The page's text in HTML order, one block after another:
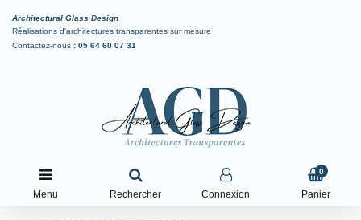
Architectural Glass Design
Réalisations d'architectures transparentes sur mesure
Contactez-nous : 05 64 60 07 31
Menu Rechercher Connexion
0
Panier